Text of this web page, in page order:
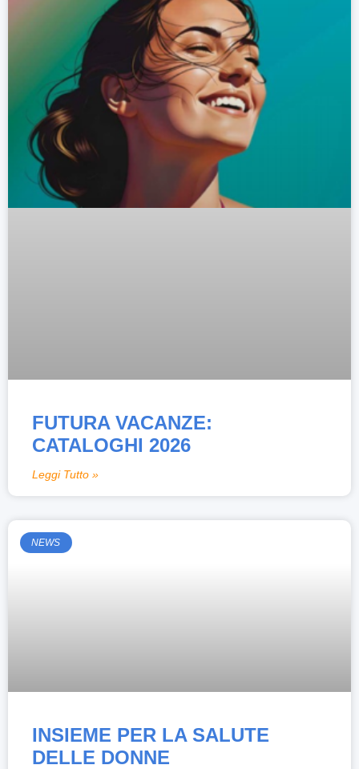
FUTURA VACANZE:
CATALOGHI 2026
Leggi Tutto »
NEWS
INSIEME PER LA SALUTE
DELLE DONNE